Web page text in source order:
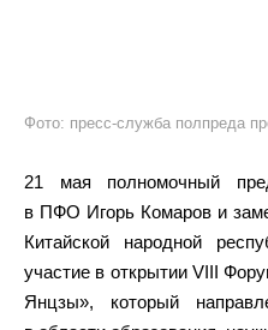
Фото: пресс-служба полпреда
21 мая полномочный
в ПФО Игорь Комаров и
Китайской народной
участие в открытии VIII
Янцзы», который